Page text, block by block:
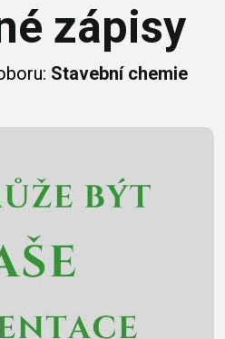
zápisy
Stavební chemie